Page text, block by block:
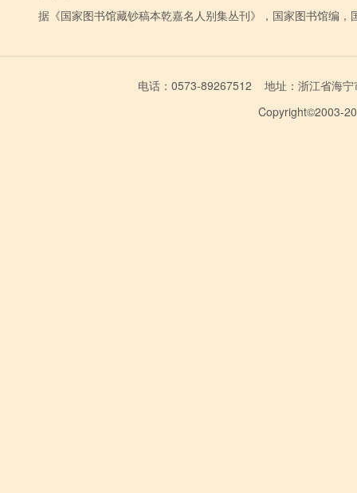
据《国家图书馆藏钞稿本乾嘉名人别集丛刊》，国家图书馆编
电话：0573-89267512 地址：浙江省海
Copyright©2003-